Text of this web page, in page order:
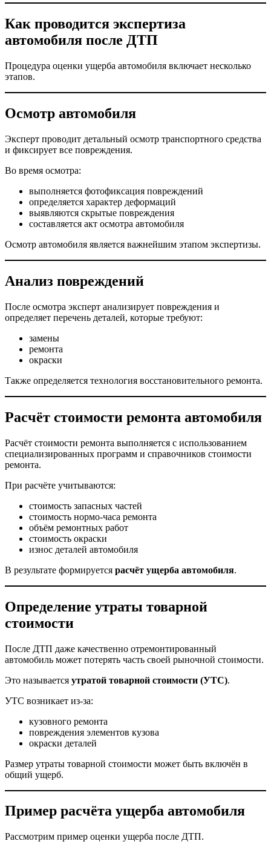
Как проводится экспертиза
автомобиля после ДТП
Процедура оценки ущерба автомобиля включает несколько
этапов.
Осмотр автомобиля
Эксперт проводит детальный осмотр транспортного средства
и фиксирует все повреждения.
Во время осмотра:
выполняется фотофиксация повреждений
определяется характер деформаций
выявляются скрытые повреждения
составляется акт осмотра автомобиля
Осмотр автомобиля является важнейшим этапом экспертизы.
Анализ повреждений
После осмотра эксперт анализирует повреждения и
определяет перечень деталей, которые требуют:
замены
ремонта
окраски
Также определяется технология восстановительного ремонта.
Расчёт стоимости ремонта автомобиля
Расчёт стоимости ремонта выполняется с использованием
специализированных программ и справочников стоимости
ремонта.
При расчёте учитываются:
стоимость запасных частей
стоимость нормо-часа ремонта
объём ремонтных работ
стоимость окраски
износ деталей автомобиля
В результате формируется расчёт ущерба автомобиля.
Определение утраты товарной
стоимости
После ДТП даже качественно отремонтированный
автомобиль может потерять часть своей рыночной стоимости.
Это называется утратой товарной стоимости (УТС).
УТС возникает из-за:
кузовного ремонта
повреждения элементов кузова
окраски деталей
Размер утраты товарной стоимости может быть включён в
общий ущерб.
Пример расчёта ущерба автомобиля
Рассмотрим пример оценки ущерба после ДТП.